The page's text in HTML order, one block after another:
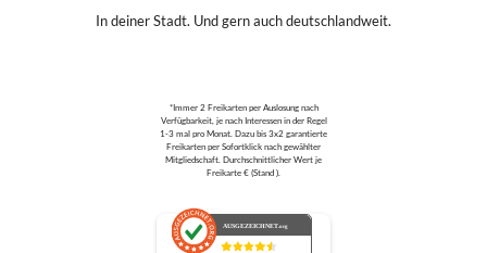
In deiner Stadt. Und gern auch deutschlandweit.
*Immer 2 Freikarten per Auslosung nach
Verfügbarkeit, je nach Interessen in der Regel
1-3 mal pro Monat. Dazu bis 3x2 garantierte
Freikarten per Sofortklick nach gewählter
Mitgliedschaft. Durchschnittlicher Wert je
Freikarte € (Stand ).
AUSGEZEICHNET.org